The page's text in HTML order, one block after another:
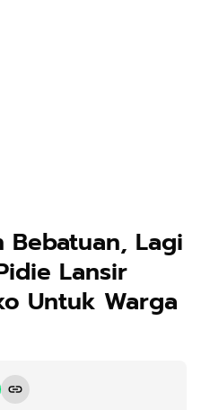
Bebatuan, Lagi
Lansir
Untuk Warga